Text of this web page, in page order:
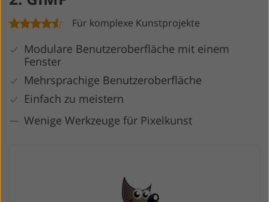
Für komplexe Kunstprojekte
Modulare Benutzeroberfläche mit einem
Fenster
Mehrsprachige Benutzeroberfläche
Einfach zu meistern
Wenige Werkzeuge für Pixelkunst